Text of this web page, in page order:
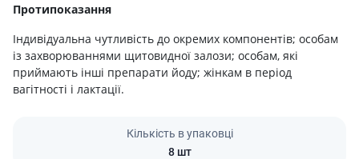
Протипоказання
Індивідуальна чутливість до окремих компонентів; особам
із захворюваннями щитовидної залози; особам, які
приймають інші препарати йоду; жінкам в період
вагітності і лактації.
Кількість в упаковці
8 шт